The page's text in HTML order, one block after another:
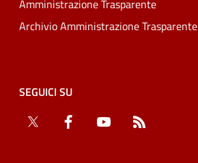
Amministrazione Trasparente
Archivio Amministrazione Trasparente
SEGUICI SU
Twitter
Facebook YouTube